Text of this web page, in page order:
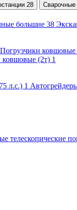
28 Сварочные
большие 38
Погрузчики ковшовые
(2т) 1
л.с.) 1
телескопические